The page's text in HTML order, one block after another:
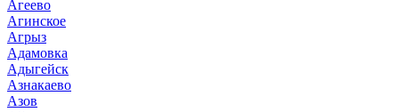
Агеево
Агинское
Агрыз
Адамовка
Адыгейск
Азнакаево
Азов